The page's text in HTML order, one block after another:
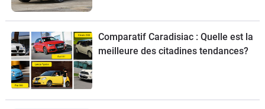
Comparatif Caradisiac : Quelle est la
meilleure des citadines tendances?